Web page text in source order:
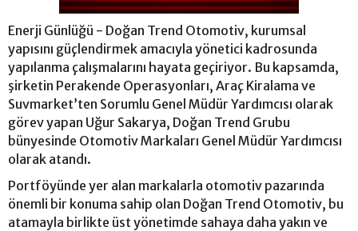
Enerji Günlüğü - Doğan Trend Otomotiv, kurumsal
yapısını güçlendirmek amacıyla yönetici kadrosunda
yapılanma çalışmalarını hayata geçiriyor. Bu kapsamda,
şirketin Perakende Operasyonları, Araç Kiralama ve
Suvmarket’ten Sorumlu Genel Müdür Yardımcısı olarak
görev yapan Uğur Sakarya, Doğan Trend Grubu
bünyesinde Otomotiv Markaları Genel Müdür Yardımcısı
olarak atandı.
Portföyünde yer alan markalarla otomotiv pazarında
önemli bir konuma sahip olan Doğan Trend Otomotiv, bu
atamayla birlikte üst yönetimde sahaya daha yakın ve